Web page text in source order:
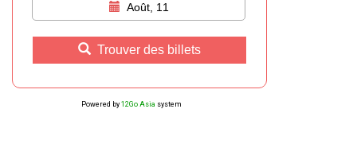
Août, 11
Trouver des billets
Powered by 12Go Asia system